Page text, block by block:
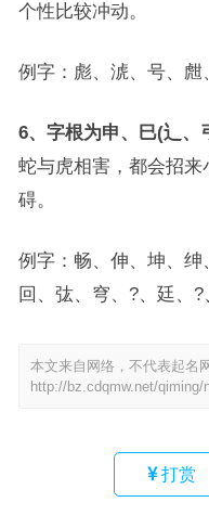
个性比较冲动。
例字：彪、淲、号、甝
6、字根为申、巳(辶、
蛇与虎相害，都会招来
碍。
例字：畅、伸、坤、绅
回、㢬、穹、?、廷、?
本文来自网络，不代表起名
http://bz.cdqmw.net/qiming/
打赏